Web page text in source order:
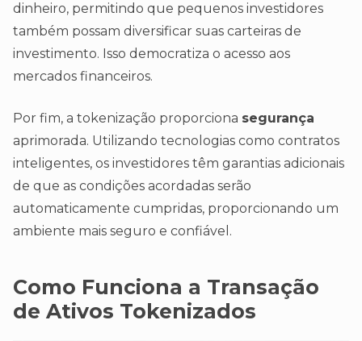
dinheiro, permitindo que pequenos investidores
também possam diversificar suas carteiras de
investimento. Isso democratiza o acesso aos
mercados financeiros.
Por fim, a tokenização proporciona segurança
aprimorada. Utilizando tecnologias como contratos
inteligentes, os investidores têm garantias adicionais
de que as condições acordadas serão
automaticamente cumpridas, proporcionando um
ambiente mais seguro e confiável.
Como Funciona a Transação
de Ativos Tokenizados